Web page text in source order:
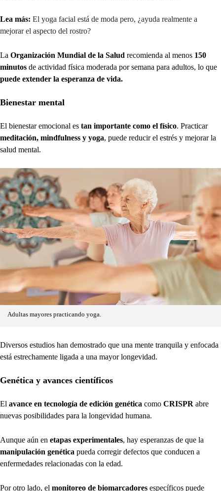
Lea más: El yoga facial está de moda pero, ¿ayuda realmente a
mejorar el aspecto del rostro?
La Organización Mundial de la Salud recomienda al menos 150
minutos de actividad física moderada por semana para adultos, lo que
puede extender la esperanza de vida.
Bienestar mental
El bienestar emocional es tan importante como el físico. Practicar
meditación, mindfulness y yoga, puede reducir el estrés y mejorar la
salud mental.
Adultas mayores practicando yoga.
Diversos estudios han demostrado que una mente tranquila y enfocada
está estrechamente ligada a una mayor longevidad.
Genética y avances científicos
El avance en tecnología de edición genética como CRISPR abre
nuevas posibilidades para la longevidad humana.
Aunque aún en etapas experimentales, hay esperanzas de que la
manipulación genética pueda corregir defectos que conducen a
enfermedades relacionadas con la edad.
Por otro lado, el monitoreo de biomarcadores específicos puede